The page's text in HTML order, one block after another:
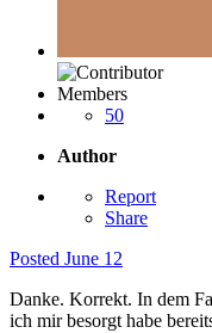
Members
50
Author
Report
Share
Posted June 12
Danke. Korrekt. In dem
ich mir besorgt habe